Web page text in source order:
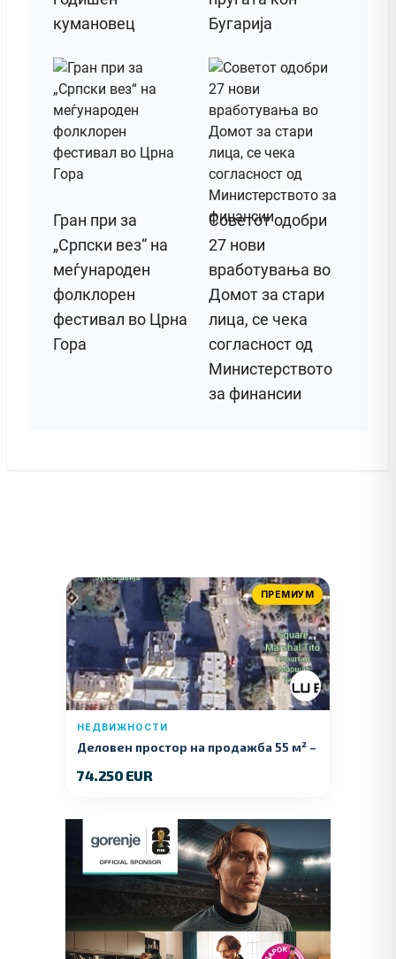
кумановец
Бугарија
Гран при за
„Српски вез“ на
меѓународен
фолклорен
фестивал во Црна
Гора
Советот одобри
27 нови
вработувања во
Домот за стари
лица, се чека
согласност од
Министерството
за финансии
ПРЕМИУМ
НЕДВИЖНОСТИ
Деловен простор на продажба 55 м² –
74.250 EUR